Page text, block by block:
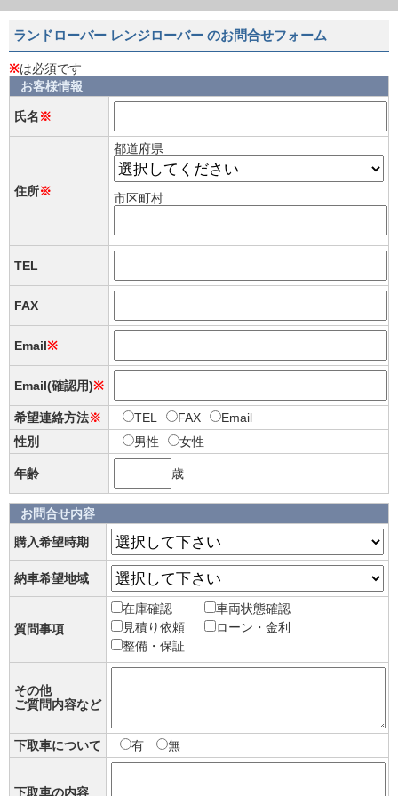
ランドローバー レンジローバー のお問合せフォーム
※は必須です
お客様情報
氏名※
住所※
都道府県
市区町村
TEL
FAX
Email※
Email(確認用)※
希望連絡方法※ TEL FAX
Email
性別
男性 女性
年齢 歳
お問合せ内容
購入希望時期
納車希望地域
質問事項
在庫確認
車両状態確認
見積り依頼
ローン・金利
整備・保証
その他
ご質問内容など
下取車について 有 無
下取車の内容